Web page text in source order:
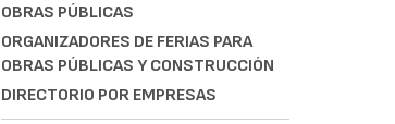
OBRAS PÚBLICAS
ORGANIZADORES DE FERIAS PARA
OBRAS PÚBLICAS Y CONSTRUCCIÓN
DIRECTORIO POR EMPRESAS